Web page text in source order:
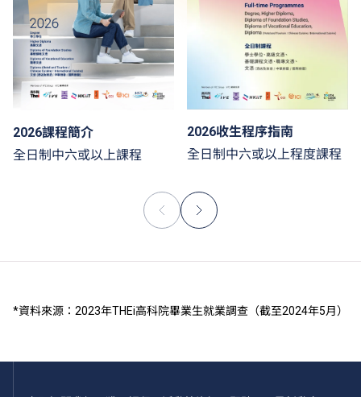
2026課程簡介
全日制中六或以上課程
2026收生程序指南
全日制中六或以上程度課程
*資料來源：2023年THEi高科院畢業生就業調查（截至2024年5月）